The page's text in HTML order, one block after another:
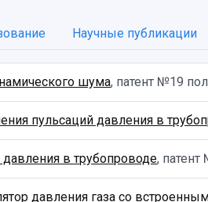
Научные публикации
шума, патент №19
пульсаций давления в
давления в трубопроводе,
давления газа со